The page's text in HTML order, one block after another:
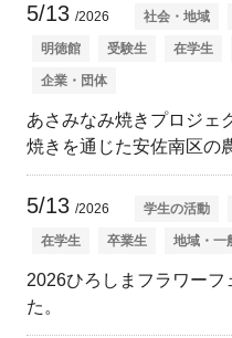
5/13 /2026 社会・地域
明徳館 受験生 在学生
企業・団体
あさみなみ焼きプロジェ
焼きを通じた安佐南区の
5/13 /2026 学生の活動
在学生 卒業生 地域・一
2026ひろしまフラワー
た。